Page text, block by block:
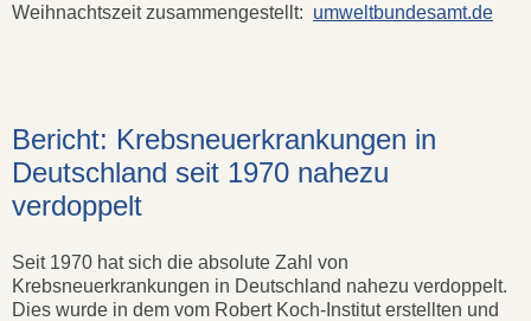
Weihnachtszeit zusammengestellt: umweltbundesamt.de
Bericht: Krebsneuerkrankungen in
Deutschland seit 1970 nahezu
verdoppelt
Seit 1970 hat sich die absolute Zahl von
Krebsneuerkrankungen in Deutschland nahezu verdoppelt.
Dies wurde in dem vom Robert Koch-Institut erstellten und